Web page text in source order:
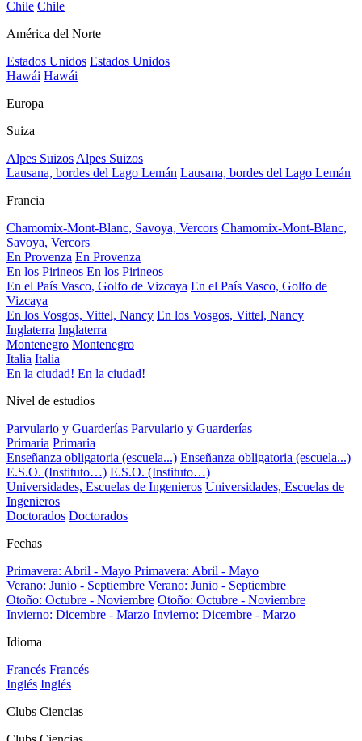
Chile Chile
América del Norte
Estados Unidos Estados Unidos
Hawái Hawái
Europa
Suiza
Alpes SuizosAlpes Suizos
Lausana, bordes del Lago Lemán Lausana, bordes del Lago Lemán
Francia
Chamomix-Mont-Blanc, Savoya, Vercors Chamomix-Mont-Blanc,
Savoya, Vercors
En Provenza En Provenza
En los Pirineos En los Pirineos
En el País Vasco, Golfo de Vizcaya En el País Vasco, Golfo de
Vizcaya
En los Vosgos, Vittel, Nancy En los Vosgos, Vittel, Nancy
Inglaterra Inglaterra
Montenegro Montenegro
Italia Italia
En la ciudad! En la ciudad!
Nivel de estudios
Parvulario y Guarderías Parvulario y Guarderías
Primaria Primaria
Enseñanza obligatoria (escuela...) Enseñanza obligatoria (escuela...)
E.S.O. (Instituto…) E.S.O. (Instituto…)
Universidades, Escuelas de Ingenieros Universidades, Escuelas de
Ingenieros
Doctorados Doctorados
Fechas
Primavera: Abril - Mayo Primavera: Abril - Mayo
Verano: Junio - Septiembre Verano: Junio - Septiembre
Otoño: Octubre - Noviembre Otoño: Octubre - Noviembre
Invierno: Dicembre - Marzo Invierno: Dicembre - Marzo
Idioma
Francés Francés
Inglés Inglés
Clubs Ciencias